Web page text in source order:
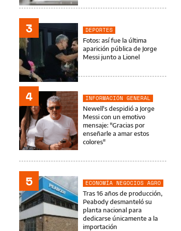
3
DEPORTES
Fotos: así fue la última
aparición pública de Jorge
Messi junto a Lionel
4
INFORMACIÓN GENERAL
Newell's despidió a Jorge
Messi con un emotivo
mensaje: "Gracias por
enseñarle a amar estos
colores"
5
ECONOMÍA NEGOCIOS AGRO
Tras 16 años de producción,
Peabody desmanteló su
planta nacional para
dedicarse únicamente a la
importación